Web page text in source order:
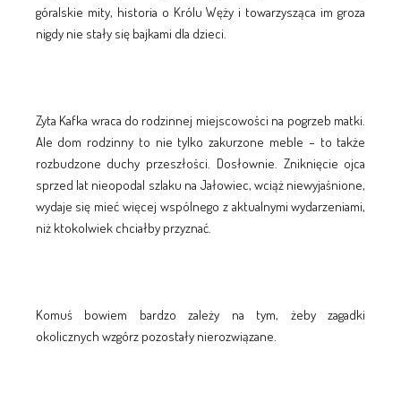
góralskie mity, historia o Królu Węży i towarzysząca im groza
nigdy nie stały się bajkami dla dzieci.
Zyta Kafka wraca do rodzinnej miejscowości na pogrzeb matki.
Ale dom rodzinny to nie tylko zakurzone meble – to także
rozbudzone duchy przeszłości. Dosłownie. Zniknięcie ojca
sprzed lat nieopodal szlaku na Jałowiec, wciąż niewyjaśnione,
wydaje się mieć więcej wspólnego z aktualnymi wydarzeniami,
niż ktokolwiek chciałby przyznać.
Komuś bowiem bardzo zależy na tym, żeby zagadki
okolicznych wzgórz pozostały nierozwiązane.